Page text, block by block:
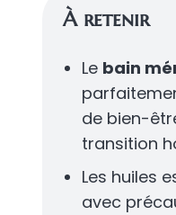
À retenir
Le bain
de bien-
transition
Les huiles
avec